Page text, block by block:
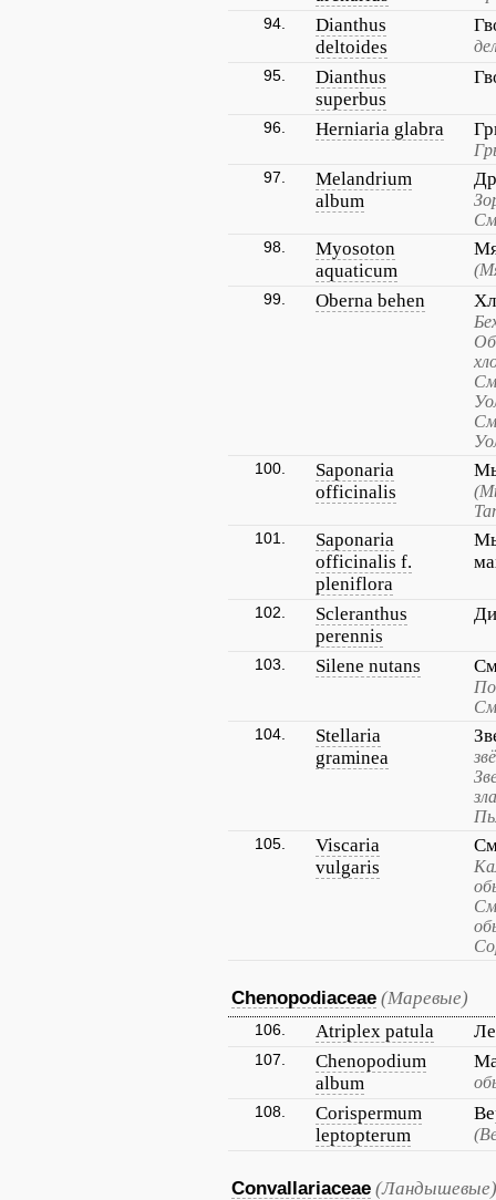
94.
Dianthus
deltoides
95.
Dianthus
superbus
96. Herniaria glabra
97.
Melandrium
album
98.
Myosoton
aquaticum
99. Oberna behen
100.
Saponaria
officinalis
101.
Saponaria
officinalis f.
pleniflora
102.
Scleranthus
perennis
103. Silene nutans
104.
Stellaria
graminea
105.
Viscaria
vulgaris
Chenopodiaceae (Маревые)
106. Atriplex patula
107.
Chenopodium
album
108.
Corispermum
leptopterum
Convallariaceae (Ландышевые)